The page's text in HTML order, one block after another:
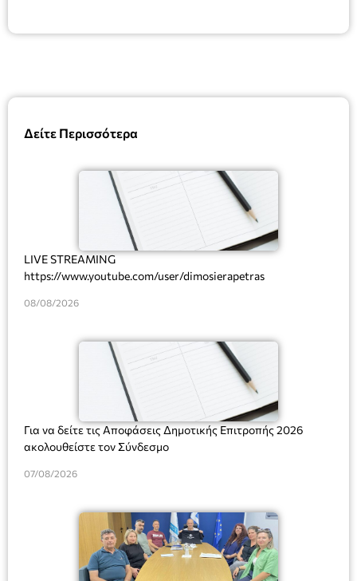
Δείτε Περισσότερα
LIVE STREAMING
https://www.youtube.com/user/dimosierapetras
08/08/2026
Για να δείτε τις Αποφάσεις Δημοτικής Επιτροπής 2026
ακολουθείστε τον Σύνδεσμο
07/08/2026